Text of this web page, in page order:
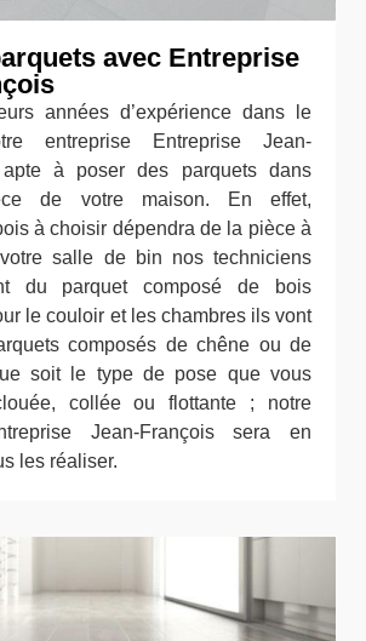
avec Entreprise
années d’expérience dans le
entreprise Entreprise Jean-
à poser des parquets dans
de votre maison. En effet,
à choisir dépendra de la pièce à
salle de bin nos techniciens
du parquet composé de bois
le couloir et les chambres ils vont
composés de chêne ou de
soit le type de pose que vous
collée ou flottante ; notre
Jean-François sera en
les réaliser.